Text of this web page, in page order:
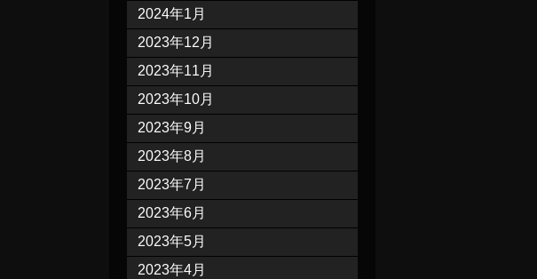
2024年1月
2023年12月
2023年11月
2023年10月
2023年9月
2023年8月
2023年7月
2023年6月
2023年5月
2023年4月